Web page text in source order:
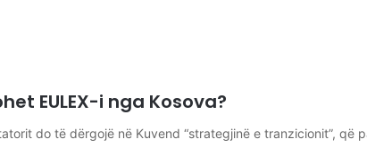
EULEX-i nga Kosova?
do të dërgojë në Kuvend “strategjinë e tranzicionit”, që